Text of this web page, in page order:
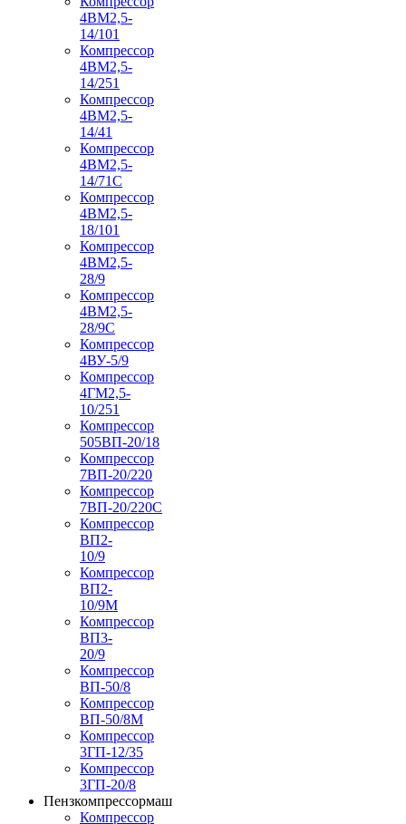
4ВМ2,5-
14/101
Компрессор
4ВМ2,5-
14/251
Компрессор
4ВМ2,5-
14/41
Компрессор
4ВМ2,5-
14/71C
Компрессор
4ВМ2,5-
18/101
Компрессор
4ВМ2,5-
28/9
Компрессор
4ВМ2,5-
28/9С
Компрессор
4ВУ-5/9
Компрессор
4ГМ2,5-
10/251
Компрессор
505ВП-20/18
Компрессор
7ВП-20/220
Компрессор
7ВП-20/220С
Компрессор
ВП2-
10/9
Компрессор
ВП2-
10/9М
Компрессор
ВП3-
20/9
Компрессор
ВП-50/8
Компрессор
ВП-50/8М
Компрессор
3ГП-12/35
Компрессор
3ГП-20/8
Пензкомпрессормаш
Компрессор